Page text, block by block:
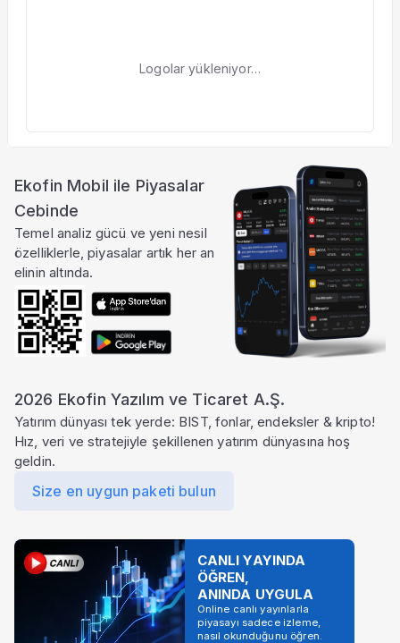
Logolar yükleniyor…
Ekofin Mobil ile Piyasalar
Cebinde
Temel analiz gücü ve yeni nesil
özelliklerle, piyasalar artık her an
elinin altında.
2026 Ekofin Yazılım ve Ticaret A.Ş.
Yatırım dünyası tek yerde: BIST, fonlar, endeksler & kripto!
Hız, veri ve stratejiyle şekillenen yatırım dünyasına hoş
geldin.
Size en uygun paketi bulun
CANLI YAYINDA
ÖĞREN,
ANINDA UYGULA
Online canlı yayınlarla
piyasayı sadece izleme,
nasıl okunduğunu öğren.